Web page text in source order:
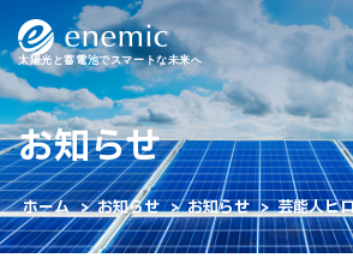
太陽光と蓄電池でスマートな未来へ
お知らせ
ホーム>お知らせ>お知らせ>芸能人ヒ